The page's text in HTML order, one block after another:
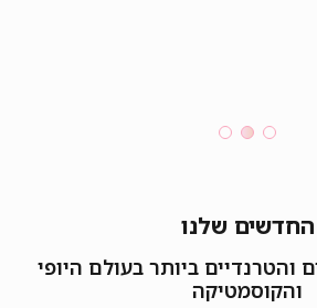
החדשים שלנו
והטרנדיים ביותר בעולם היופי
והקוסמטיקה